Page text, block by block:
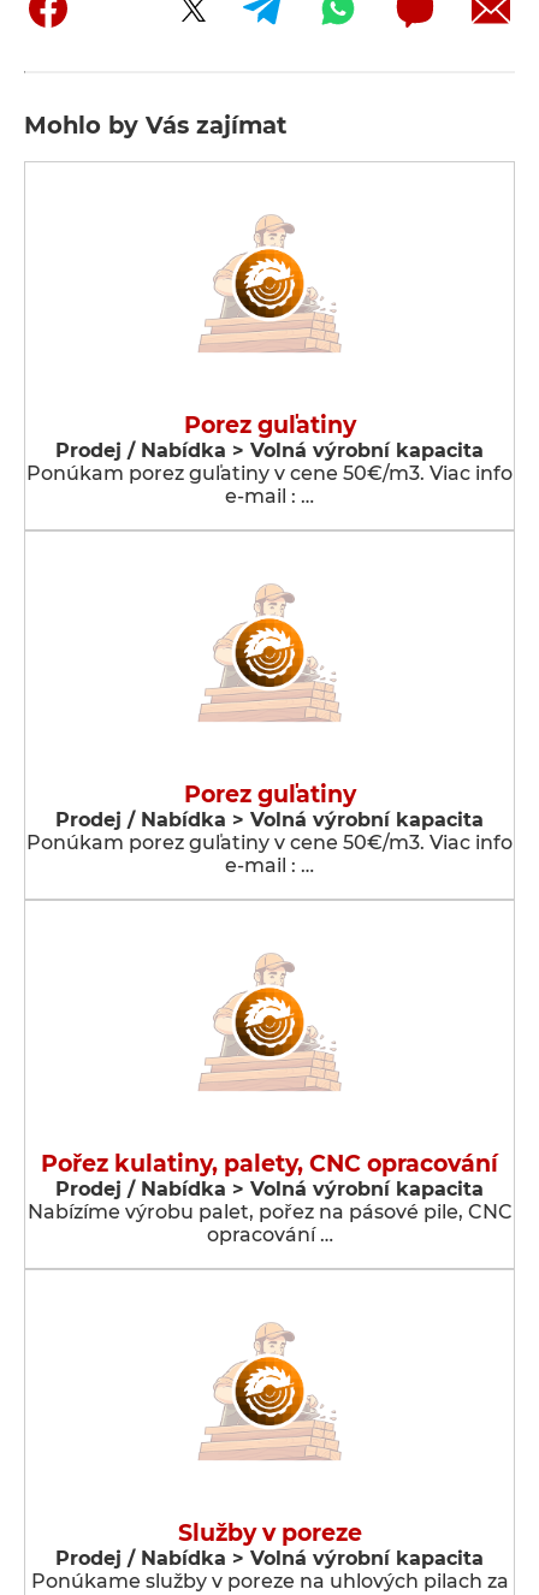
Mohlo by Vás zajímat
Porez guľatiny
Prodej / Nabídka > Volná výrobní kapacita
Ponúkam porez guľatiny v cene 50€/m3. Viac info
e-mail : …
Porez guľatiny
Prodej / Nabídka > Volná výrobní kapacita
Ponúkam porez guľatiny v cene 50€/m3. Viac info
e-mail : …
Pořez kulatiny, palety, CNC opracování
Prodej / Nabídka > Volná výrobní kapacita
Nabízíme výrobu palet, pořez na pásové pile, CNC
opracování …
Služby v poreze
Prodej / Nabídka > Volná výrobní kapacita
Ponúkame služby v poreze na uhlových pilach za